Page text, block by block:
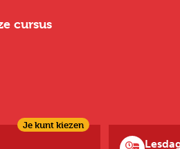
cursus
Je kunt kiezen